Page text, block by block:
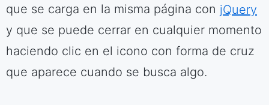
que se carga en la misma página con jQuery
y que se puede cerrar en cualquier momento
haciendo clic en el icono con forma de cruz
que aparece cuando se busca algo.